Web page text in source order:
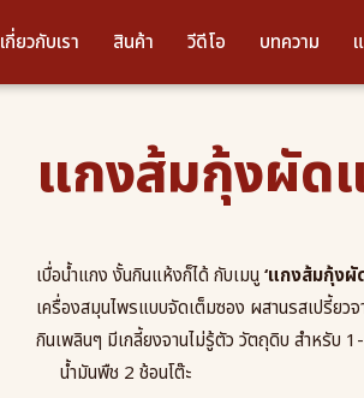
เกี่ยวกับเรา สินค้า วีดีโอ บทความ
แกงส้มกุ้งผัด
เบื่อน้ำแกง งั้นกินแห้งก็ได้ กับเมนู‘แกงส้มกุ้งผั
เครื่องสมุนไพรแบบจัดเต็มซอง ผสานรสเปรี้ยวจ
กินเพลินๆ มีเกลี้ยงจานไม่รู้ตัว วัตถุดิบ สำหรับ
น้ำมันพืช 2 ช้อนโต๊ะ